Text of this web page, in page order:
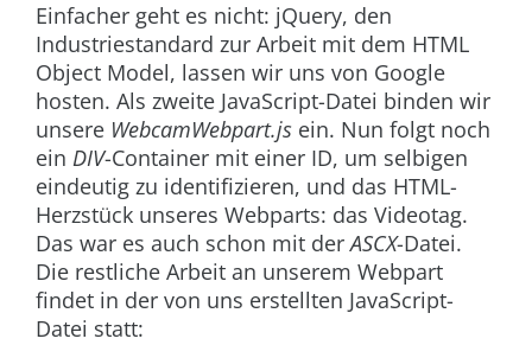
Einfacher geht es nicht: jQuery, den
Industriestandard zur Arbeit mit dem HTML
Object Model, lassen wir uns von Google
hosten. Als zweite JavaScript-Datei binden wir
unsere WebcamWebpart.js ein. Nun folgt noch
ein DIV-Container mit einer ID, um selbigen
eindeutig zu identifizieren, und das HTML-
Herzstück unseres Webparts: das Videotag.
Das war es auch schon mit derASCX-Datei.
Die restliche Arbeit an unserem Webpart
findet in der von uns erstellten JavaScript-
Datei statt: